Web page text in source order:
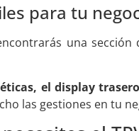
para tu
una sección
el display trasero
las gestiones en tu